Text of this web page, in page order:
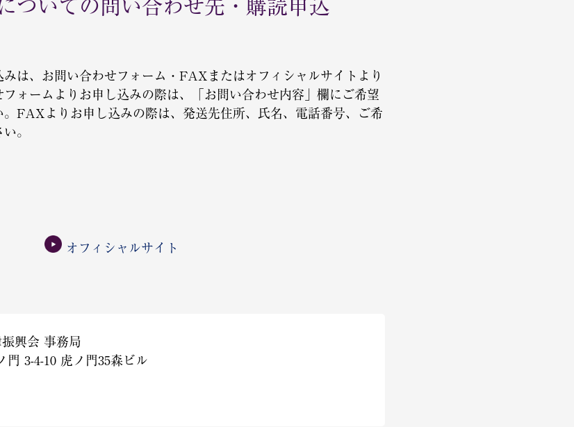
ついての問い合わせ先・購読申込
は、お問い合わせフォーム・FAXまたはオフィシャルサイトより
ォームよりお申し込みの際は、「お問い合わせ内容」欄にご希望
FAXよりお申し込みの際は、発送先住所、氏名、電話番号、ご希
。
オフィシャルサイト
興会 事務局
3-4-10 虎ノ門35森ビル